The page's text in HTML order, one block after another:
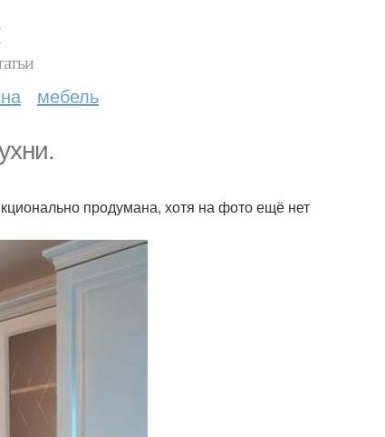
мебель
продумана, хотя на фото ещё нет